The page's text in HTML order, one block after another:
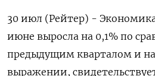
30 июл (Рейтер) -
июне выросла на 0,1% по
предыдущим кварталом и на
выражении,